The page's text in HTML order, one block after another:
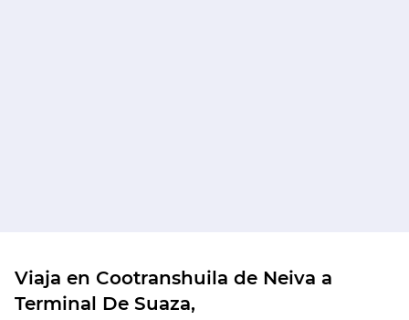
Viaja en Cootranshuila de Neiva a
Terminal De Suaza,